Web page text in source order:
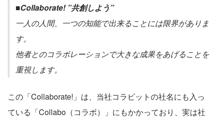
■Collaborate! ”共創しよう”
一人の人間、一つの知能で出来ることには限界がありま
す。
他者とのコラボレーションで大きな成果をあげることを
重視します。
この「Collaborate!」は、当社コラビットの社名にも入っ
ている「Collabo（コラボ）」にもかかっており、実は社